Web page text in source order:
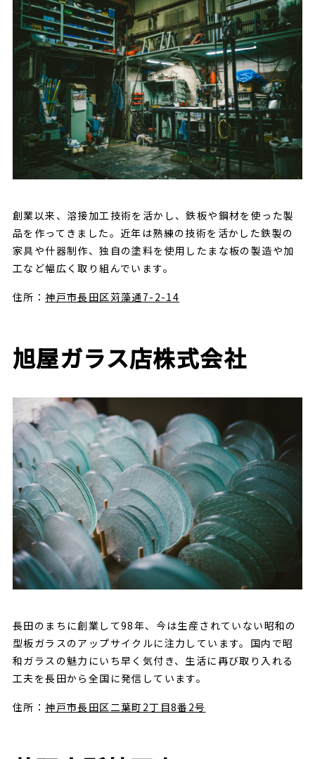
EXHIBITOR
REPORT
創業以来、溶接加工技術を活かし、鉄板や鋼材を使った製
品を作ってきました。近年は熟練の技術を活かした鉄製の
家具や什器制作、独自の塗料を使用したまな板の製造や加
工など幅広く取り組んでいます。
住所：神戸市長田区苅藻通7-2-14
旭屋ガラス店株式会社
長田のまちに創業して98年、今は生産されていない昭和の
型板ガラスのアップサイクルに注力しています。国内で昭
和ガラスの魅力にいち早く気付き、生活に再び取り入れる
工夫を長田から全国に発信しています。
住所：神戸市長田区二葉町2丁目8番2号